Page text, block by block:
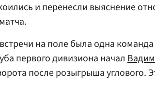
и перенесли выяснение
на поле была одна
первого дивизиона начал
после розыгрыша углового.